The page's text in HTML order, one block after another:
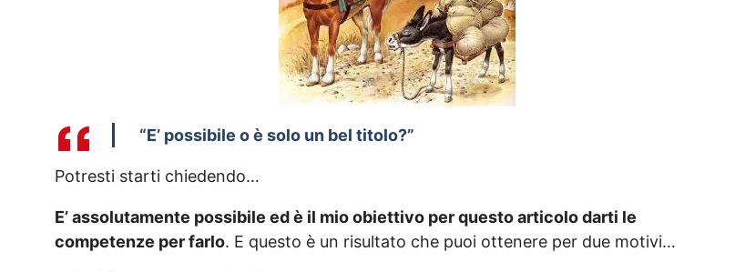
“E’ possibile o è solo un bel titolo?”
Potresti starti chiedendo…
E’ assolutamente possibile ed è il mio obiettivo per questo articolo darti le
competenze per farlo. E questo è un risultato che puoi ottenere per due motivi…